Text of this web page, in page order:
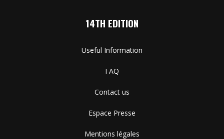
14TH EDITION
Useful Information
FAQ
Contact us
Espace Presse
Mentions légales